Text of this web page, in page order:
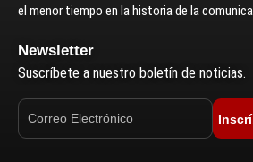
el menor tiempo en la historia de la
Newsletter
Suscríbete a nuestro boletín de noticias.